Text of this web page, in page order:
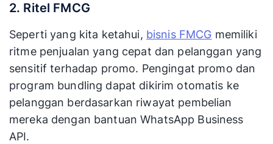
2. Ritel FMCG
Seperti yang kita ketahui, bisnis FMCG memiliki
ritme penjualan yang cepat dan pelanggan yang
sensitif terhadap promo. Pengingat promo dan
program bundling dapat dikirim otomatis ke
pelanggan berdasarkan riwayat pembelian
mereka dengan bantuan WhatsApp Business
API.